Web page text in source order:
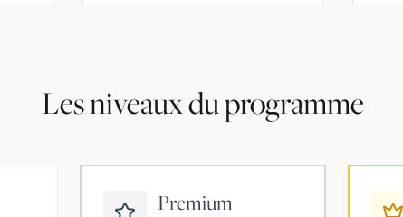
Les niveaux du programme
Premium